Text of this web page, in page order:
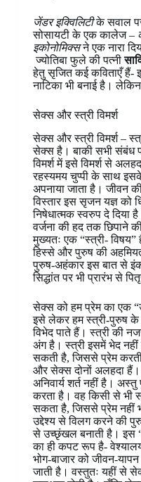
जेंडर इक्विलिटीके सवाल
सोसायटी के एक कालेज –
इकोनोमिक्सने एक नारा
ज्योतिबा फुले की पत्नी
हेतु सृजित कई कविताएँ हैं-
नाटिका भी बनाई है।
सेक्स और स्त्री विमर्श
सेक्स और स्त्री विमर्श –
सेक्स है। बाकी सभी संबंध
विमर्श में इसे विमर्श से
रहस्यमय चुप्पी के साथ
अपनाया जाता है। जीवन
विस्तार इस सृजन यज्ञ को
निषेधात्मक स्वरुप दे दिया
वर्जना की हद तक छिपाने
मुख्यतः एक “स्त्री-
हिस्से और पुरुष की
पुरुष-अहंकार इस बात से
सिद्धांत पर भी प्रारंभ से
सेक्स को हम प्रेम का एक
इसे लेकर हम स्त्री-पुरुष के
विभेद पाते हैं। स्त्री की
अंग है। स्त्री इसमें भेद
सकती है, जिससे प्रेम
और सेक्स दोनों अलहदा
अनिवार्य शर्त नहीं है।
करता है। वह किसी से भी
सकता है, जिससे प्रेम नहीं
उद्देश्य से विलग करने की
से उच्छृंखल बनाती है। इस
का ही कपट रूप है-
भोग-बाजार को जीवन-
जाती है। वस्तुतः यहीं से